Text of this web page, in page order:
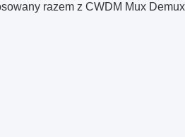
razem z CWDM Mux Demux